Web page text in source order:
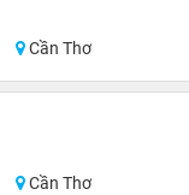
Cần Thơ
Cần Thơ